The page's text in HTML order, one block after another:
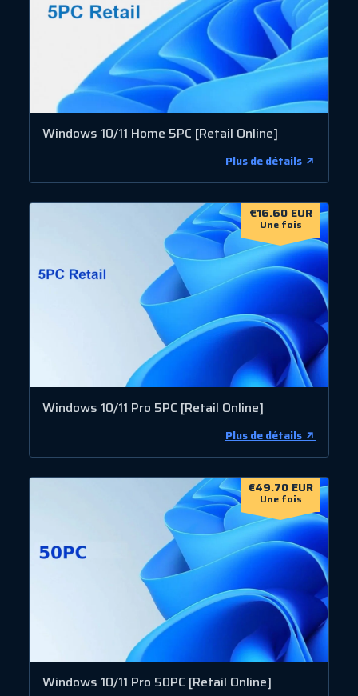
Windows 10/11 Home 5PC [Retail Online]
Plus de détails
€16.60 EUR
Une fois
Windows 10/11 Pro 5PC [Retail Online]
Plus de détails
€49.70 EUR
Une fois
Windows 10/11 Pro 50PC [Retail Online]